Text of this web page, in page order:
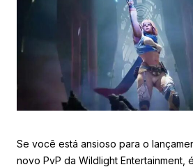
Se você está ansioso para o
novo PvP da Wildlight Entertainment,